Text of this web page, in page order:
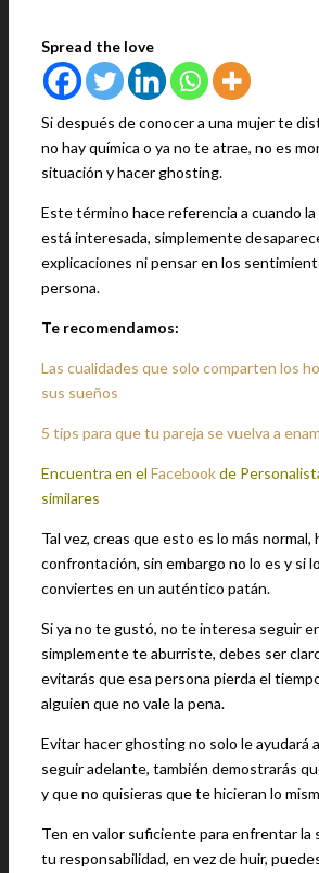
Spread the love
Si después de conocer a una mujer te
no hay química o ya no te atrae, no es
situación y hacer ghosting.
Este término hace referencia a cuando
está interesada, simplemente
explicaciones ni pensar en los
persona.
Te recomendamos:
Las cualidades que solo comparten los
sus sueños
5 tips para que tu pareja se vuelva a
Encuentra en el Facebookde
similares
Tal vez, creas que esto es lo más normal,
confrontación, sin embargo no lo es y si
conviertes en un auténtico patán.
Si ya no te gustó, no te interesa seguir
simplemente te aburriste, debes ser
evitarás que esa persona pierda el
alguien que no vale la pena.
Evitar hacer ghosting no solo le ayudará
seguir adelante, también demostrarás
y que no quisieras que te hicieran lo
Ten en valor suficiente para enfrentar la
tu responsabilidad, en vez de huir,